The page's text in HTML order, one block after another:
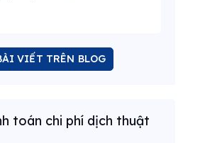
VIẾT TRÊN BLOG
toán chi phí dịch thuật